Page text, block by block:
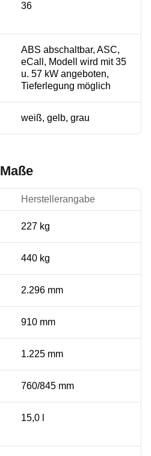
36
ABS abschaltbar, ASC,
eCall, Modell wird mit 35
u. 57 kW angeboten,
Tieferlegung möglich
weiß, gelb, grau
Maße
Herstellerangabe
227 kg
440 kg
2.296 mm
910 mm
1.225 mm
760/845 mm
15,0 l